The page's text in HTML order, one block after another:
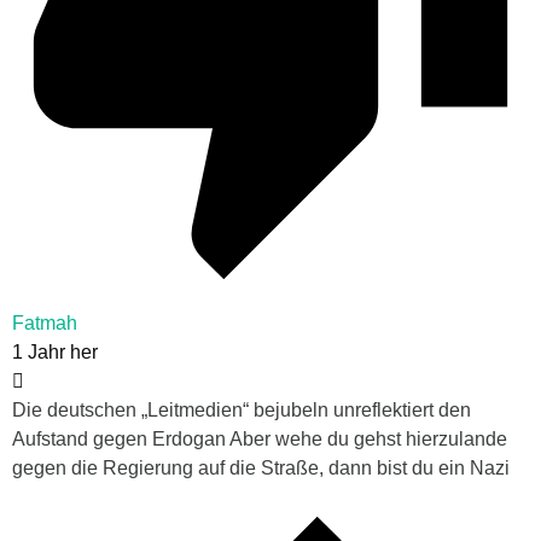
Fatmah
1 Jahr her
Die deutschen „Leitmedien“ bejubeln unreflektiert den
Aufstand gegen Erdogan Aber wehe du gehst hierzulande
gegen die Regierung auf die Straße, dann bist du ein Nazi